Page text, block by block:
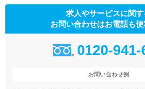
求人やサービスに関す
お問い合わせはお電話も
0120-941-
お問い合わせ例